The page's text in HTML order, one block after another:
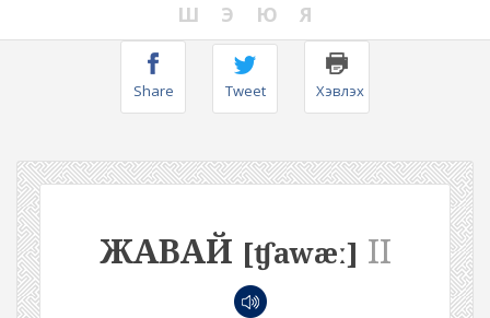
Ш
Э Ю Я
Share Tweet Хэвлэх
ЖАВАЙ [ʧawæː] II